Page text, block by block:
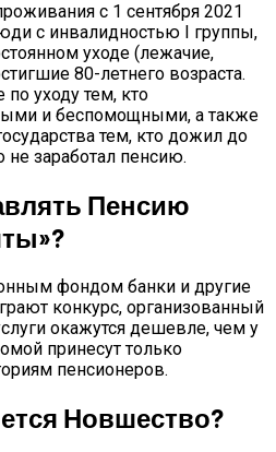
с 1 сентября 2021
с инвалидностью I группы,
уходе (лежачие,
80-летнего возраста.
уходу тем, кто
и беспомощными, а также
тем, кто дожил до
не заработал пенсию.
Пенсию
фондом банки и другие
конкурс, организованный
окажутся дешевле, чем у
принесут только
пенсионеров.
Новшество?